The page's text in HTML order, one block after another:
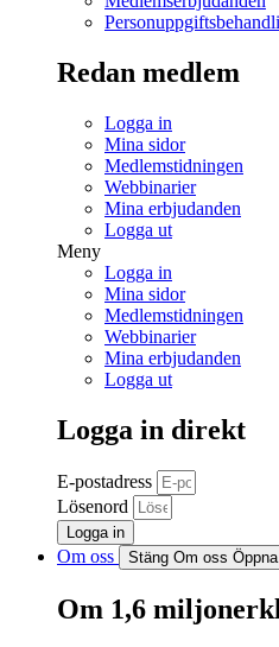
Redan medlem
Logga in
Mina sidor
Medlemstidningen
Webbinarier
Mina erbjudanden
Logga ut
Meny
Logga in
Mina sidor
Medlemstidningen
Webbinarier
Mina erbjudanden
Logga ut
Logga in direkt
E-postadress
Lösenord
Logga in
Om oss Stäng Om oss
Om 1,6